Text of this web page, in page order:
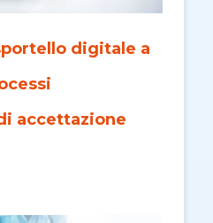
digitale a
accettazione